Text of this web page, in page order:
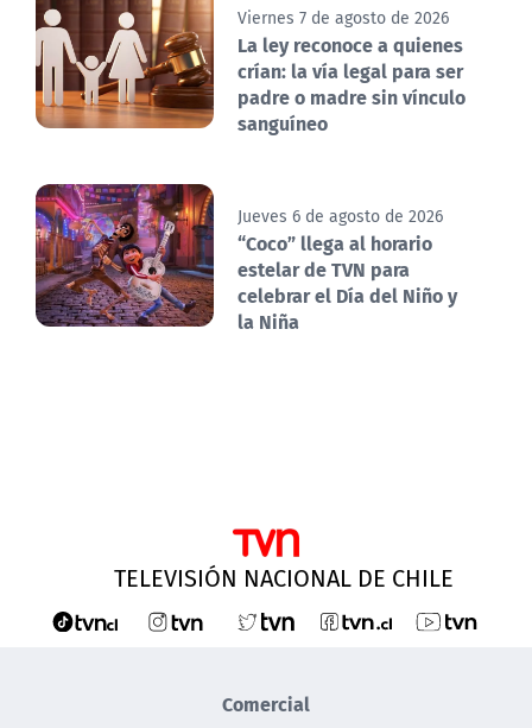
Viernes 7 de agosto de 2026
La ley reconoce a quienes
crían: la vía legal para ser
padre o madre sin vínculo
sanguíneo
Jueves 6 de agosto de 2026
“Coco” llega al horario
estelar de TVN para
celebrar el Día del Niño y
la Niña
TELEVISIÓN NACIONAL DE CHILE
Comercial